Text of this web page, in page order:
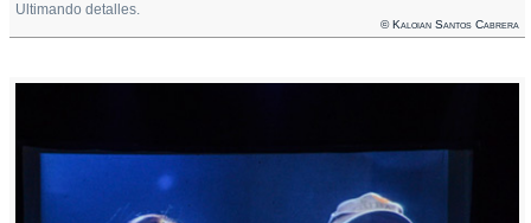
Ultimando detalles.
© Kaloian Santos Cabrera